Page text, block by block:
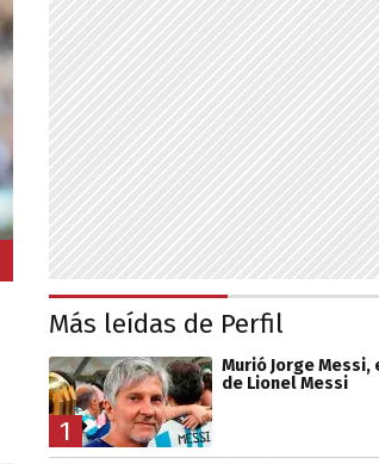
Más leídas de Perfil
1
Murió Jorge Messi,
de Lionel Messi